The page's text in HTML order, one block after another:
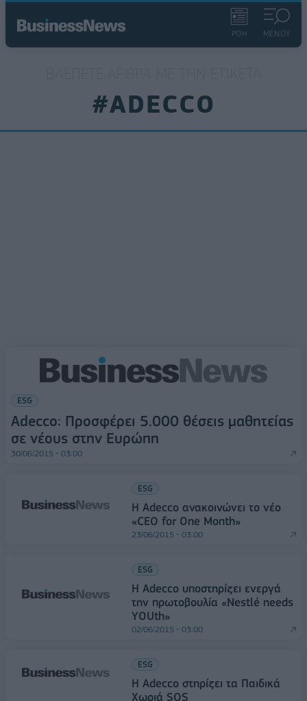
ΡΟΗ ΜΕΝΟΥ
#ADECCO
ESG
Adecco: Προσφέρει 5.000 θέσεις μαθητείας
σε νέους στην Ευρώπη
30/06/2015 - 03:00
ESG
Η Adecco ανακοινώνει το νέο
«CEO for One Month»
23/06/2015 - 03:00
ESG
Η Adecco υποστηρίζει ενεργά
την πρωτοβουλία «Nestlé needs
YOUth»
02/06/2015 - 03:00
ESG
H Adecco στηρίζει τα Παιδικά
Χωριά SOS